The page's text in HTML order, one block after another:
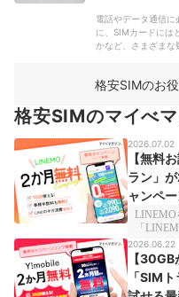
電話やデータ通信
に、SIMカードには
かなど、さまざまな
格安SIMのお
格安SIMのマイべ
2026.07.02
【無料
ラン」
ャンペ
LINEMO
「
されてい
「
日（水）
が気に
の…？」
2026.06.22
【
「SIM